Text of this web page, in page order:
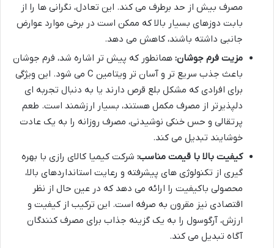
مصرف بیش از حد برطرف می کند. این تعادل، نگرانی ها را از
بابت دوزهای بسیار بالا که ممکن است در برخی موارد عوارض
جانبی داشته باشند، کاهش می دهد.
مزیت فرم جوشان: همانطور که پیش تر اشاره شد، فرم جوشان
باعث جذب سریع تر و آسان تر ویتامین C می شود. این ویژگی
برای افرادی که مشکل بلع قرص دارند یا به دنبال تجربه ای
دلپذیرتر از مصرف مکمل هستند، بسیار ارزشمند است. طعم
پرتقالی و حس خنکی نوشیدنی، مصرف روزانه را به یک عادت
خوشایند تبدیل می کند.
کیفیت بالا با قیمت مناسب: شرکت کیمیا کالای رازی با بهره
گیری از تکنولوژی های پیشرفته و رعایت استانداردهای بالا،
محصولی باکیفیت را ارائه می دهد که در عین حال از نظر
اقتصادی نیز مقرون به صرفه است. این ترکیب از کیفیت و
ارزش، آرگوسول را به یک گزینه جذاب برای مصرف کنندگان
آگاه تبدیل می کند.